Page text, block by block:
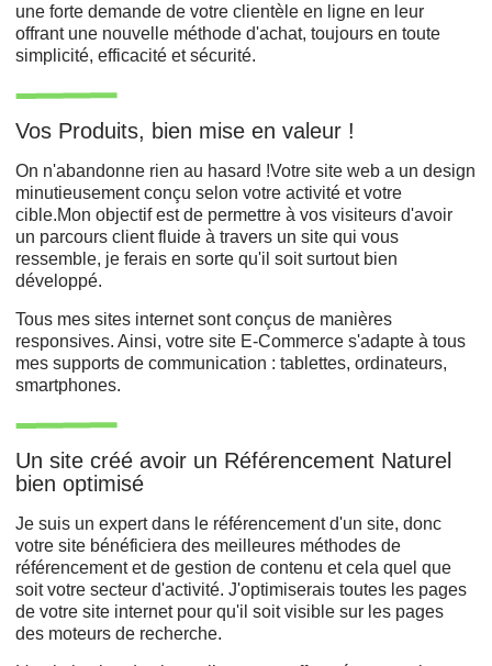
une forte demande de votre clientèle en ligne en leur
offrant une nouvelle méthode d'achat, toujours en toute
simplicité, efficacité et sécurité.
Vos Produits, bien mise en valeur !
On n'abandonne rien au hasard !Votre site web a un design
minutieusement conçu selon votre activité et votre
cible.Mon objectif est de permettre à vos visiteurs d'avoir
un parcours client fluide à travers un site qui vous
ressemble, je ferais en sorte qu'il soit surtout bien
développé.
Tous mes sites internet sont conçus de manières
responsives. Ainsi, votre site E-Commerce s'adapte à tous
mes supports de communication : tablettes, ordinateurs,
smartphones.
Un site créé avoir un Référencement Naturel
bien optimisé
Je suis un expert dans le référencement d'un site, donc
votre site bénéficiera des meilleures méthodes de
référencement et de gestion de contenu et cela quel que
soit votre secteur d'activité. J'optimiserais toutes les pages
de votre site internet pour qu'il soit visible sur les pages
des moteurs de recherche.